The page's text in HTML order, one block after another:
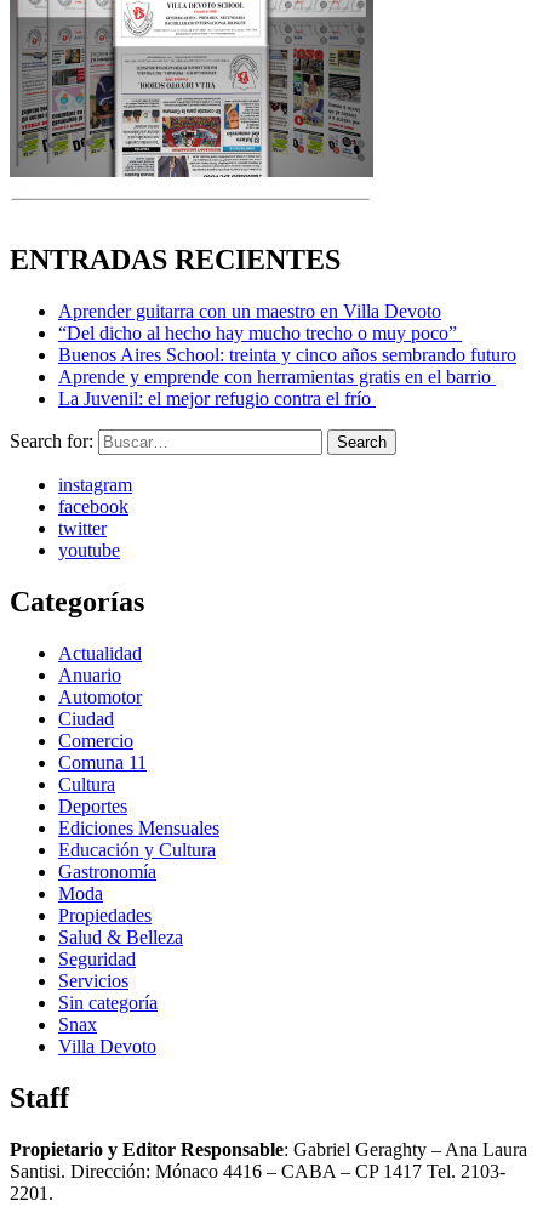
ENTRADAS RECIENTES
Aprender guitarra con un maestro en Villa Devoto
“Del dicho al hecho hay mucho trecho o muy poco”
Buenos Aires School: treinta y cinco años sembrando futuro
Aprende y emprende con herramientas gratis en el barrio
La Juvenil: el mejor refugio contra el frío
Search for: Search
instagram
facebook
twitter
youtube
Categorías
Actualidad
Anuario
Automotor
Ciudad
Comercio
Comuna 11
Cultura
Deportes
Ediciones Mensuales
Educación y Cultura
Gastronomía
Moda
Propiedades
Salud & Belleza
Seguridad
Servicios
Sin categoría
Snax
Villa Devoto
Staff
Propietario y Editor Responsable: Gabriel Geraghty – Ana Laura
Santisi. Dirección: Mónaco 4416 – CABA – CP 1417 Tel. 2103-
2201.